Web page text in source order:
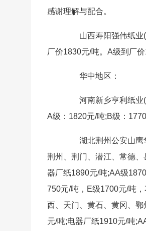
感谢理解与配合。
山西寿阳强伟纸业(5
厂价1830元/吨。A级到厂
华中地区：
河南新乡亨利纸业(5
A级：1820元/吨;B级：
湖北荆州公安山鹰华
荆州、荆门、潜江、常德
器厂纸1890元/吨;AA级
750元/吨，E级1700元/吨
西、天门、黄石、黄冈、
元/吨;电器厂纸1910元/吨